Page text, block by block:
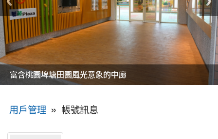
美麗的操場是我們活力的來源
美麗的操場是我們活力的來源
煥然一新的小司令台
煥然一新的小司令台
富含桃園埤塘田園風光意象的中廊
富含桃園埤塘田園風光意象的中廊
嶄新的中庭廣場
嶄新的中庭廣場
水生池生生不息
水生池生生不息
用戶管理 » 帳號訊息